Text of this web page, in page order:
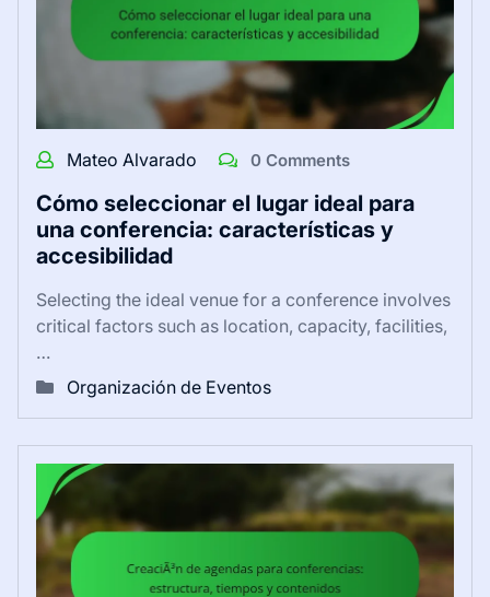
Mateo Alvarado 0 Comments
Cómo seleccionar el lugar ideal para
una conferencia: características y
accesibilidad
Selecting the ideal venue for a conference involves
critical factors such as location, capacity, facilities,
…
Organización de Eventos